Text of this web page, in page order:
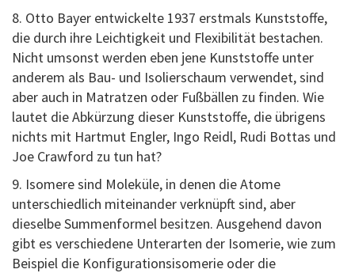
8. Otto Bayer entwickelte 1937 erstmals Kunststoffe,
die durch ihre Leichtigkeit und Flexibilität bestachen.
Nicht umsonst werden eben jene Kunststoffe unter
anderem als Bau- und Isolierschaum verwendet, sind
aber auch in Matratzen oder Fußbällen zu finden. Wie
lautet die Abkürzung dieser Kunststoffe, die übrigens
nichts mit Hartmut Engler, Ingo Reidl, Rudi Bottas und
Joe Crawford zu tun hat?
9. Isomere sind Moleküle, in denen die Atome
unterschiedlich miteinander verknüpft sind, aber
dieselbe Summenformel besitzen. Ausgehend davon
gibt es verschiedene Unterarten der Isomerie, wie zum
Beispiel die Konfigurationsisomerie oder die